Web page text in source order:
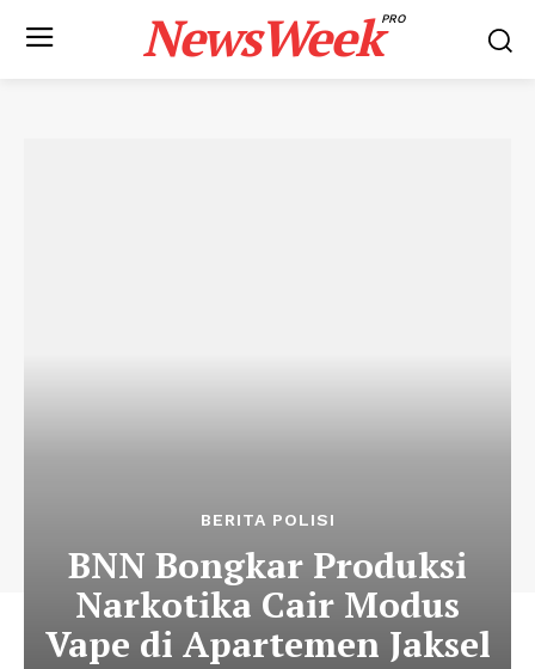
NewsWeekPRO
BERITA POLISI
BNN Bongkar Produksi
Narkotika Cair Modus
Vape di Apartemen Jaksel